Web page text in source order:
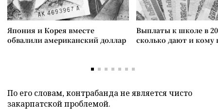
Япония и Корея вместе
обвалили американский доллар
Выплаты к школе в
сколько дают и
По его словам, контрабанда не является чисто
закарпатской проблемой.